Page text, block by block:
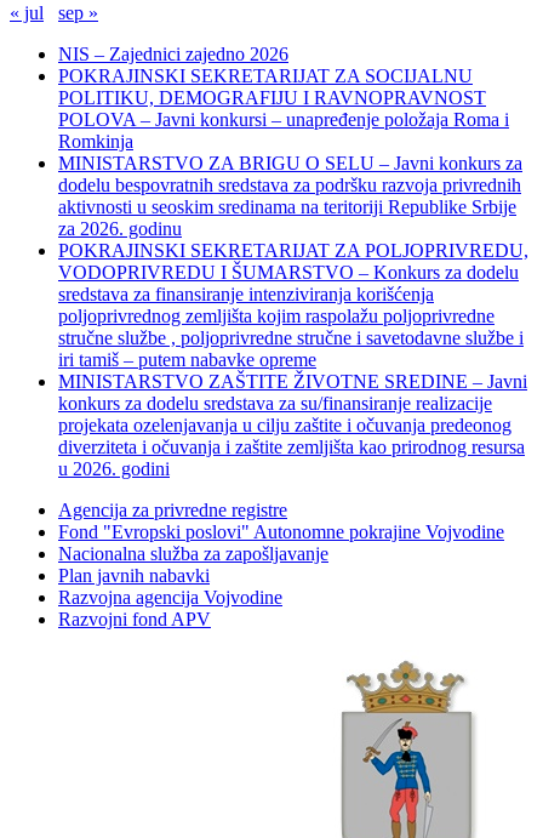
« jul
sep »
NIS – Zajednici zajedno 2026
POKRAJINSKI SEKRETARIJAT ZA SOCIJALNU
POLITIKU, DEMOGRAFIJU I RAVNOPRAVNOST
POLOVA – Javni konkursi – unapređenje položaja Roma i
Romkinja
MINISTARSTVO ZA BRIGU O SELU – Javni konkurs za
dodelu bespovratnih sredstava za podršku razvoja privrednih
aktivnosti u seoskim sredinama na teritoriji Republike Srbije
za 2026. godinu
POKRAJINSKI SEKRETARIJAT ZA POLJOPRIVREDU,
VODOPRIVREDU I ŠUMARSTVO – Konkurs za dodelu
sredstava za finansiranje intenziviranja korišćenja
poljoprivrednog zemljišta kojim raspolažu poljoprivredne
stručne službe , poljoprivredne stručne i savetodavne službe i
iri tamiš ‒ putem nabavke opreme
MINISTARSTVO ZAŠTITE ŽIVOTNE SREDINE – Javni
konkurs za dodelu sredstava za su/finansiranje realizacije
projekata ozelenjavanja u cilju zaštite i očuvanja predeonog
diverziteta i očuvanja i zaštite zemljišta kao prirodnog resursa
u 2026. godini
Agencija za privredne registre
Fond "Evropski poslovi" Autonomne pokrajine Vojvodine
Nacionalna služba za zapošljavanje
Plan javnih nabavki
Razvojna agencija Vojvodine
Razvojni fond APV